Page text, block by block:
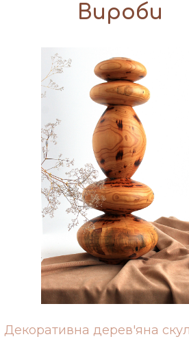
Вироби
Декоративна дерев'яна